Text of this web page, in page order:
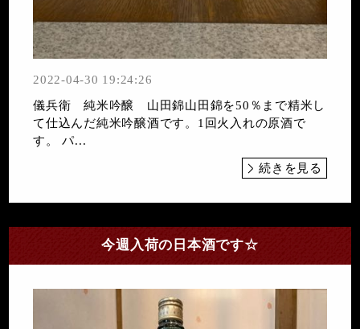
2022-04-30 19:24:26
儀兵衛 純米吟醸 山田錦山田錦を50％まで精米し
て仕込んだ純米吟醸酒です。1回火入れの原酒で
す。 パ...
続きを見る
今週入荷の日本酒です☆